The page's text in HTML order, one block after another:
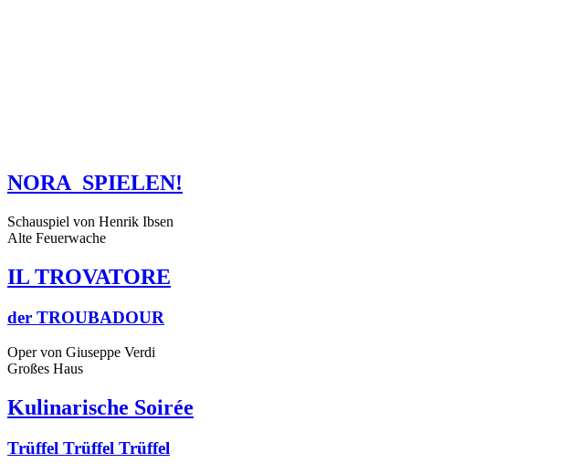
NORA_SPIELEN!
Schauspiel von Henrik Ibsen
Alte Feuerwache
IL TROVATORE
der TROUBADOUR
Oper von Giuseppe Verdi
Großes Haus
Kulinarische Soirée
Trüffel Trüffel Trüffel